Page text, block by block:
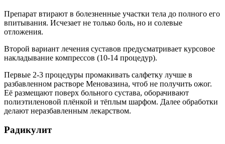
Препарат втирают в болезненные участки тела до полного его
впитывания. Исчезает не только боль, но и солевые
отложения.
Второй вариант лечения суставов предусматривает курсовое
накладывание компрессов (10-14 процедур).
Первые 2-3 процедуры промакивать салфетку лучше в
разбавленном растворе Меновазина, чтоб не получить ожог.
Её размещают поверх больного сустава, оборачивают
полиэтиленовой плёнкой и тёплым шарфом. Далее обработки
делают неразбавленным лекарством.
Радикулит